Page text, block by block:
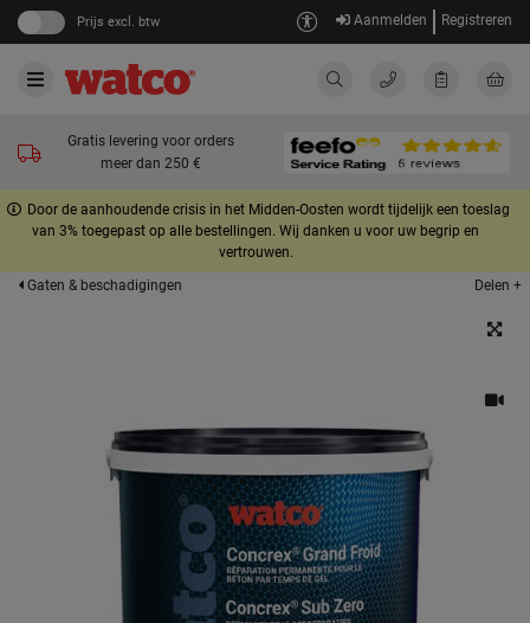
Prijs excl. btw Aanmelden Registreren
Gratis levering voor orders
meer dan 250 €
Door de aanhoudende crisis in het Midden-Oosten wordt tijdelijk een toeslag
van 3% toegepast op alle bestellingen. Wij danken u voor uw begrip en
vertrouwen.
Gaten & beschadigingen
Delen +